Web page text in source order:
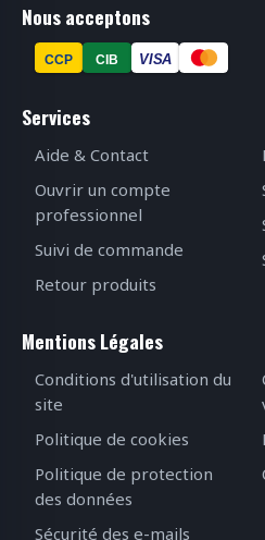
Nous acceptons
CCP CIB VISA
Services
Aide & Contact
Ouvrir un compte
professionnel
Suivi de commande
Retour produits
Mentions Légales
Conditions d'utilisation du
site
Politique de cookies
Politique de protection
des données
Sécurité des e-mails